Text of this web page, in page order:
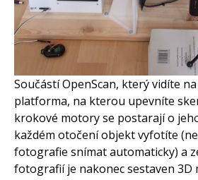
Součástí OpenScan, který vidíte
platforma, na kterou upevníte
krokové motory se postarají o
každém otočení objekt vyfotíte
fotografie snímat automaticky) a
fotografií je nakonec sestaven 3D